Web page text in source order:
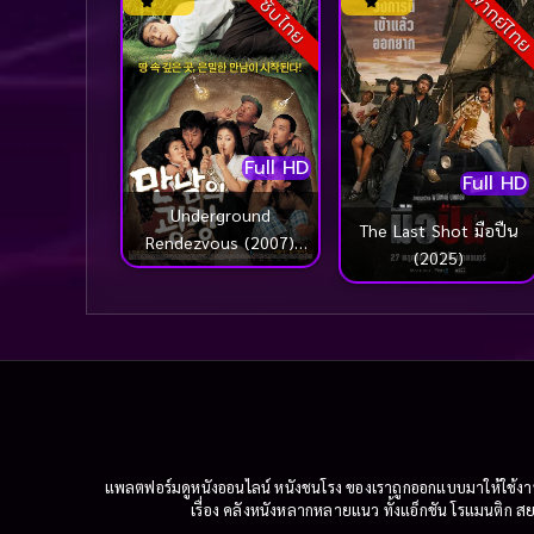
ซับไทย
Full HD
Underground
Rendezvous (2007)
เปิ่น ปั่น ป่วน
พากย์ไ
Full HD
The Last Shot มือปืน
(2025)
แพลตฟอร์มดูหนังออนไลน์ หนังชนโรง ของเราถูกออกแบบมาให้ใช้
เรื่อง คลังหนังหลากหลายแนว ทั้งแอ็กชัน โรแมนติก